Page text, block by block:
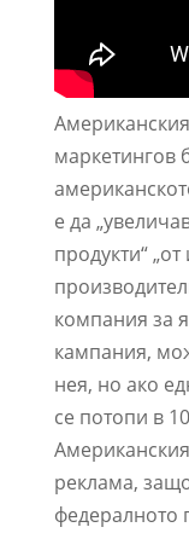
маркетингов
е да
продукти“
компания за
кампания,
нея, но ако
се потопи в
реклама,
федералното